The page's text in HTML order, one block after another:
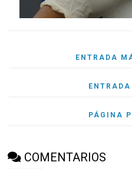
ENTRADA
PÁGINA
COMENTARIOS